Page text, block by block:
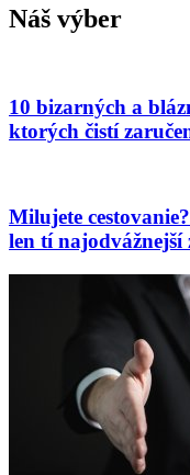
Náš výber
10 bizarných a
ktorých čistí
Milujete
len tí najodvážnejší